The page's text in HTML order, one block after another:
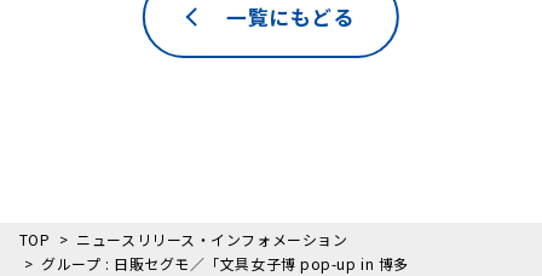
一覧にもどる
TOP
ニュースリリース・インフォメーション
グループ : 日販セグモ／「文具女子博 pop-up in 博多